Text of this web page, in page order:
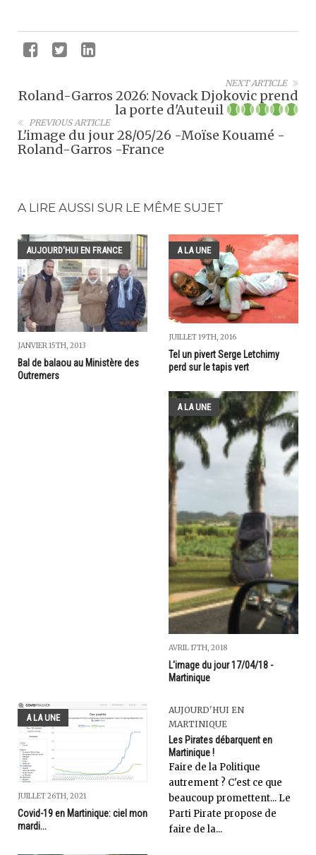
NEXT ARTICLE
Roland-Garros 2026: Novack Djokovic prend
la porte d'Auteuil
PREVIOUS ARTICLE
L'image du jour 28/05/26 -Moïse Kouamé -
Roland-Garros -France
A LIRE AUSSI SUR LE MÊME SUJET
AUJOURD'HUI EN FRANCE
JANVIER 15TH, 2013
Bal de balaou au Ministère des
Outremers
A LA UNE
JUILLET 19TH, 2016
Tel un pivert Serge Letchimy
perd sur le tapis vert
A LA UNE
AVRIL 17TH, 2018
L'image du jour 17/04/18 -
Martinique
A LA UNE
JUILLET 26TH, 2021
Covid-19 en Martinique: ciel mon
mardi...
AUJOURD'HUI EN
MARTINIQUE
Les Pirates débarquent en
Martinique !
Faire de la Politique
autrement ? C'est ce que
beaucoup promettent... Le
Parti Pirate propose de
faire de la...